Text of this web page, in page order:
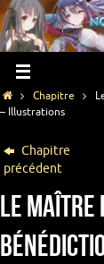
Chapitre
– Illustrations
Chapitre
précédent
Le Maître